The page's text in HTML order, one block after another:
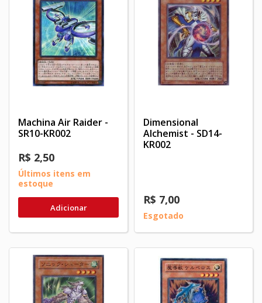
Machina Air Raider -
SR10-KR002
R$ 2,50
Últimos itens em
estoque
Adicionar
Dimensional
Alchemist - SD14-
KR002
R$ 7,00
Esgotado